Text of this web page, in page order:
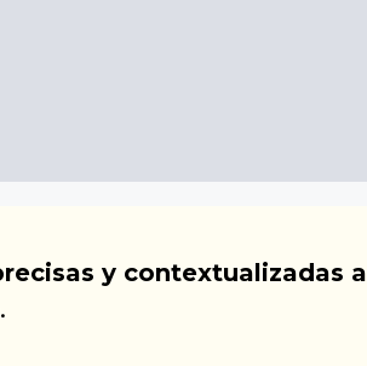
y contextualizadas a
.